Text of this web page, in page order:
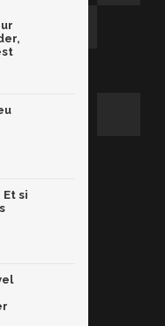
Et si